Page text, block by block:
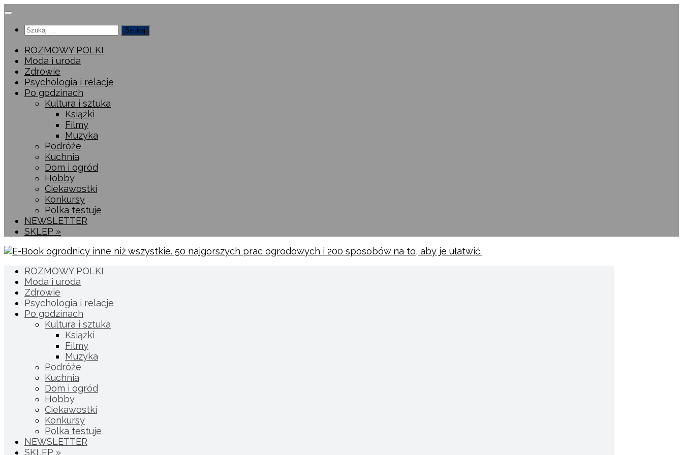
Przeskocz
treściSzukaj:
ROZMOWY POLKI
Moda i uroda
Zdrowie
Psychologia i relacje
Po godzinach
Kultura i sztuka
Książki
Filmy
Muzyka
Podróże
Kuchnia
Dom i ogród
Hobby
Ciekawostki
Konkursy
Polka testuje
NEWSLETTER
SKLEP »
ROZMOWY POLKI
Moda i uroda
Zdrowie
Psychologia i relacje
Po godzinach
Kultura i sztuka
Książki
Filmy
Muzyka
Podróże
Kuchnia
Dom i ogród
Hobby
Ciekawostki
Konkursy
Polka testuje
NEWSLETTER
SKLEP »